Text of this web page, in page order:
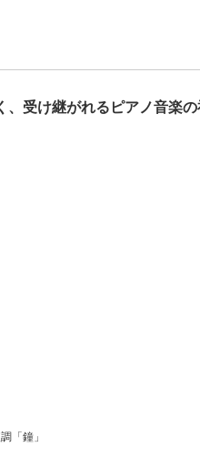
、受け継がれるピアノ音楽
「鐘」